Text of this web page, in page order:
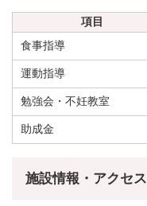
項目
食事指導
運動指導
勉強会・不妊教室
助成金
施設情報・アクセス